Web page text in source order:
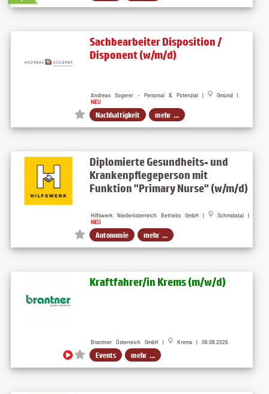
Sachbearbeiter Disposition /
Disponent (w/m/d)
Andreas Sogerer - Personal & Potenzial |
Gmünd |
NEU
Nachhaltigkeit mehr ...
Diplomierte Gesundheits- und
Krankenpflegeperson mit
Funktion "Primary Nurse" (w/m/d)
Hilfswerk Niederösterreich Betriebs GmbH |
Schmidatal |
NEU
Autonomie mehr ...
Kraftfahrer/in Krems (m/w/d)
Brantner Österreich GmbH | Krems | 06.08.2026
Events mehr ...